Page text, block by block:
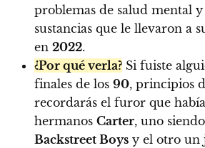
problemas de salud mental y
sustancias que le llevaron a
en 2022.
¿Por qué verla? Si fuiste
finales de los 90, principios
recordarás el furor que
hermanos Carter, uno
Backstreet Boys y el otro un